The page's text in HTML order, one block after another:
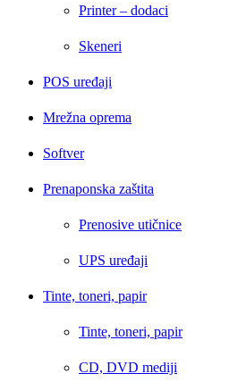
Printer – dodaci
Skeneri
POS uređaji
Mrežna oprema
Softver
Prenaponska zaštita
Prenosive utičnice
UPS uređaji
Tinte, toneri, papir
Tinte, toneri, papir
CD, DVD mediji